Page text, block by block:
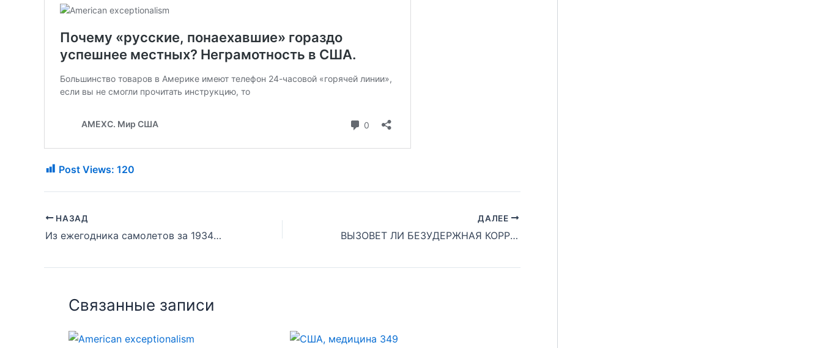
Post Views: 120
НАЗАД
Из ежегодника самолетов за 1934 год. Опубликовано Авиационной торговой палатой Америки, Inc.
ДАЛЕЕ
ВЫЗОВЕТ ЛИ БЕЗУДЕРЖНАЯ КОРРУПЦИЯ РАЗВАЛ ИМПЕРИИ?
Связанные записи